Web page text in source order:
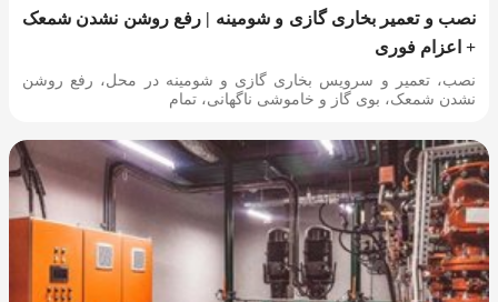
نصب و تعمیر بخاری گازی و شومینه | رفع روشن نشدن شمعک
+ اعزام فوری
نصب، تعمیر و سرویس بخاری گازی و شومینه در محل، رفع روشن
نشدن شمعک، بوی گاز و خاموشی ناگهانی، تمام